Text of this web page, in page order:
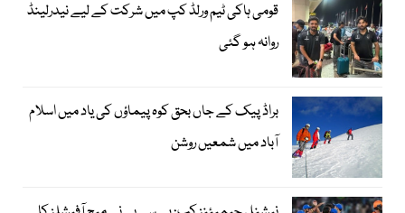
قومی ہاکی ٹیم ورلڈ کپ میں شرکت کے لیے نیدرلینڈ
روانہ ہو گئی
براڈ پیک کے جاں بحق کوہ پیماؤں کی یاد میں اسلام
آباد میں شمعیں روشن